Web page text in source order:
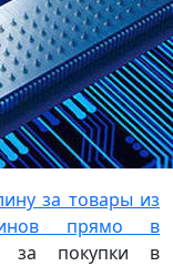
за товары из
прямо в
покупки в